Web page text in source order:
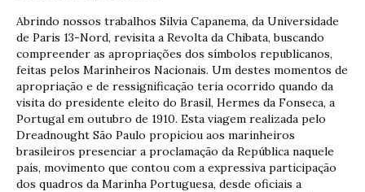
Abrindo nossos trabalhos Silvia Capanema, da Universidade
de Paris 13-Nord, revisita a Revolta da Chibata, buscando
compreender as apropriações dos símbolos republicanos,
feitas pelos Marinheiros Nacionais. Um destes momentos de
apropriação e de ressignificação teria ocorrido quando da
visita do presidente eleito do Brasil, Hermes da Fonseca, a
Portugal em outubro de 1910. Esta viagem realizada pelo
Dreadnought São Paulo propiciou aos marinheiros
brasileiros presenciar a proclamação da República naquele
país, movimento que contou com a expressiva participação
dos quadros da Marinha Portuguesa, desde oficiais a